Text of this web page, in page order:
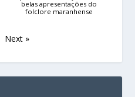
belas apresentações do
folclore maranhense
Next »